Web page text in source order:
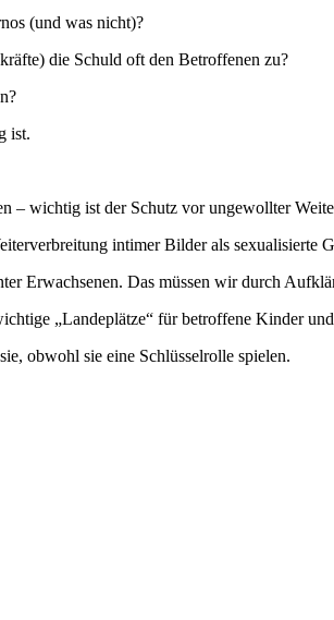
(und was nicht)?
die Schuld oft den Betroffenen zu?
ist.
– wichtig ist der Schutz vor ungewollter
intimer Bilder als sexualisierte
Erwachsenen. Das müssen wir durch
„Landeplätze“ für betroffene Kinder
obwohl sie eine Schlüsselrolle spielen.